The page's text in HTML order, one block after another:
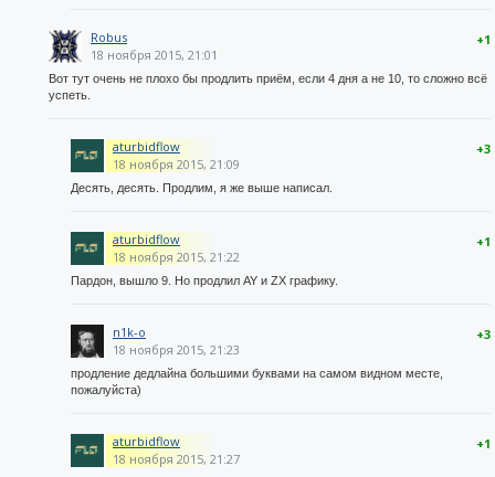
+1
Robus
18 ноября 2015, 21:01
Вот тут очень не плохо бы продлить приём, если 4 дня а не 10, то сложно всё
успеть.
+3
aturbidflow
18 ноября 2015, 21:09
Десять, десять. Продлим, я же выше написал.
+1
aturbidflow
18 ноября 2015, 21:22
Пардон, вышло 9. Но продлил AY и ZX графику.
+3
n1k-o
18 ноября 2015, 21:23
продление дедлайна большими буквами на самом видном месте,
пожалуйста)
+1
aturbidflow
18 ноября 2015, 21:27